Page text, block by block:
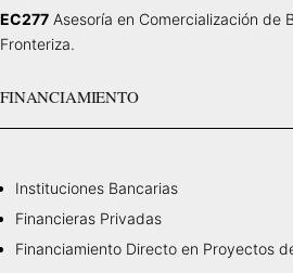
EC277 Asesoría en Comercialización de
Fronteriza.
FINANCIAMIENTO
Instituciones Bancarias
Financieras Privadas
Financiamiento Directo en Proyectos